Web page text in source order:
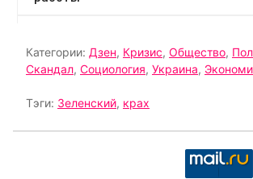
Категории: Дзен, Кризис, Общество,
Скандал, Социология, Украина,
Тэги: Зеленский, крах